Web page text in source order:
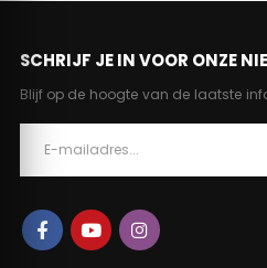
SCHRIJF JE IN VOOR ONZE
Blijf op de hoogte van de laatste